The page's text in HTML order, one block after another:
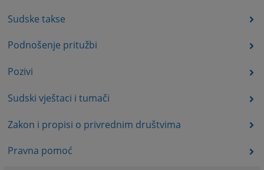
Sudske takse
Podnošenje pritužbi
Pozivi
Sudski vještaci i tumači
Zakon i propisi o privrednim društvima
Pravna pomoć